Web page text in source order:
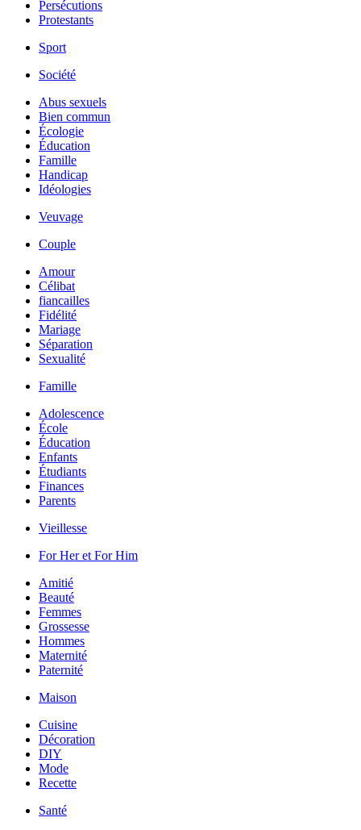
Persécutions
Protestants
Sport
Société
Abus sexuels
Bien commun
Écologie
Éducation
Famille
Handicap
Idéologies
Veuvage
Couple
Amour
Célibat
fiancailles
Fidélité
Mariage
Séparation
Sexualité
Famille
Adolescence
École
Éducation
Enfants
Étudiants
Finances
Parents
Vieillesse
For Her et For Him
Amitié
Beauté
Femmes
Grossesse
Hommes
Maternité
Paternité
Maison
Cuisine
Décoration
DIY
Mode
Recette
Santé